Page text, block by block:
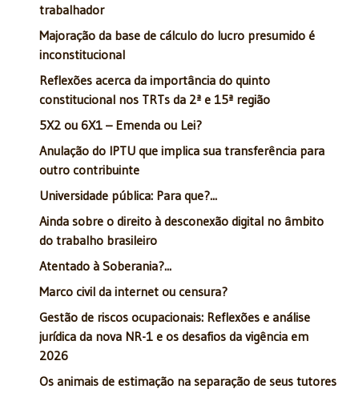
trabalhador
Majoração da base de cálculo do lucro presumido é
inconstitucional
Reflexões acerca da importância do quinto
constitucional nos TRTs da 2ª e 15ª região
5X2 ou 6X1 – Emenda ou Lei?
Anulação do IPTU que implica sua transferência para
outro contribuinte
Universidade pública: Para que?...
Ainda sobre o direito à desconexão digital no âmbito
do trabalho brasileiro
Atentado à Soberania?...
Marco civil da internet ou censura?
Gestão de riscos ocupacionais: Reflexões e análise
jurídica da nova NR-1 e os desafios da vigência em
2026
Os animais de estimação na separação de seus tutores